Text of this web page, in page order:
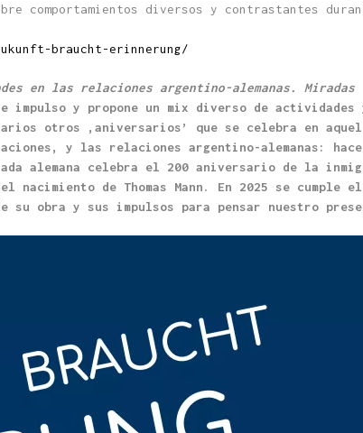
comportamientos diversos y contrastantes
braucht-erinnerung/
en las relaciones argentino-alemanas. Miradas
impulso y propone un mix diverso de actividades
otros ,aniversarios’ que se celebra en aquel
y las relaciones argentino-alemanas: hace
alemana celebra el 200 aniversario de la
de Thomas Mann. En 2025 se cumple
su obra y sus impulsos para pensar nuestro